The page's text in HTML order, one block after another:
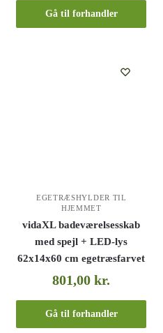
Gå til forhandler
EGETRÆSHYLDER TIL
HJEMMET
vidaXL badeværelsesskab
med spejl + LED-lys
62x14x60 cm egetræsfarvet
801,00kr.
Gå til forhandler